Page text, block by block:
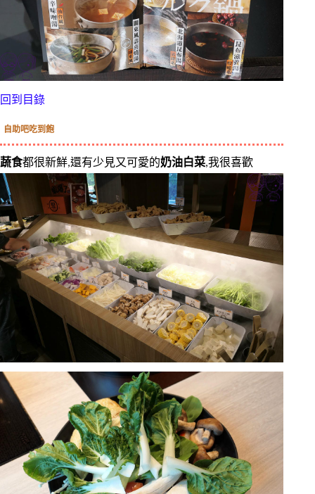
回到目錄
自助吧吃到飽
蔬食都很新鮮,還有少見又可愛的奶油白菜,我很喜歡